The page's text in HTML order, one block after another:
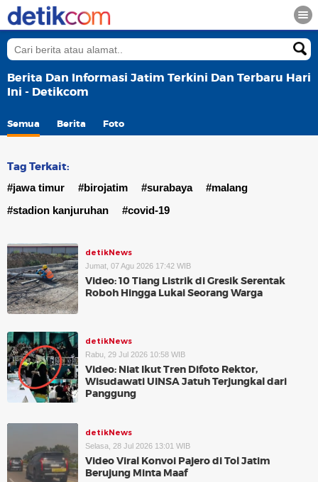
Berita Dan Informasi Jatim Terkini Dan Terbaru Hari
Ini - Detikcom
Semua Berita Foto
Tag Terkait:
#jawa timur #birojatim #surabaya
#malang
#stadion kanjuruhan
#covid-19
detikNews
Jumat, 07 Agu 2026 17:42 WIB
Video: 10 Tiang Listrik di Gresik Serentak
Roboh Hingga Lukai Seorang Warga
detikNews
Rabu, 29 Jul 2026 10:58 WIB
Video: Niat Ikut Tren Difoto Rektor,
Wisudawati UINSA Jatuh Terjungkal dari
Panggung
detikNews
Selasa, 28 Jul 2026 13:01 WIB
Video Viral Konvoi Pajero di Tol Jatim
Berujung Minta Maaf